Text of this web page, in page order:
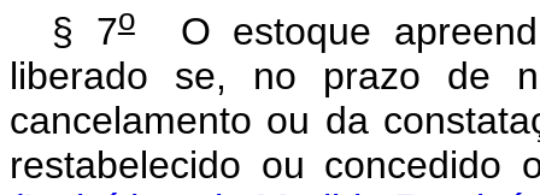
§ 7oO estoque
liberado se, no prazo de
cancelamento ou da
restabelecido ou